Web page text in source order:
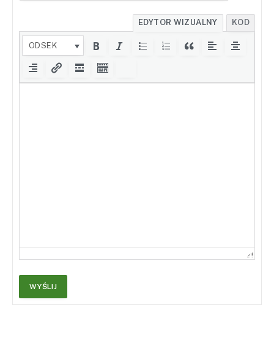
EDYTOR WIZUALNY KOD
ODSEK
WYŚLIJ